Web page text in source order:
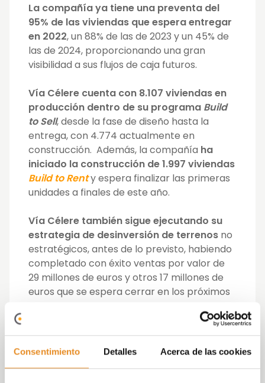
Consentimiento Detalles Acerca de las cookies
La compañía ya tiene una preventa del
95% de las viviendas que espera entregar
en 2022, un 88% de las de 2023 y un 45% de
las de 2024, proporcionando una gran
visibilidad a sus flujos de caja futuros.
Vía Célere cuenta con 8.107 viviendas en
producción dentro de su programa Build
to Sell, desde la fase de diseño hasta la
entrega, con 4.774 actualmente en
construcción. Además, la compañía ha
iniciado la construcción de 1.997 viviendas
Build to Renty espera finalizar las primeras
unidades a finales de este año.
Vía Célere también sigue ejecutando su
estrategia de desinversión de terrenos no
estratégicos, antes de lo previsto, habiendo
completado con éxito ventas por valor de
29 millones de euros y otros 17 millones de
euros que se espera cerrar en los próximos
La promotora mantiene su prudente nivel de
apalancamiento; con 105 millones de euros